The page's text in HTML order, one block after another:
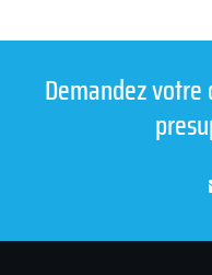
Demandez